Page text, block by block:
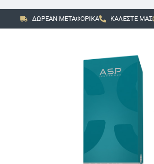
ΔΩΡΕΑΝ ΜΕΤΑΦΟΡΙΚΑ ΚΑΛΕΣΤΕ ΜΑΣ